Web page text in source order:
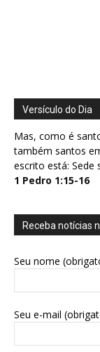
Versículo do Dia
Mas, como é
também santos
escrito está: Sede
1 Pedro 1:15-16
Receba notícias
Seu nome
Seu e-mail